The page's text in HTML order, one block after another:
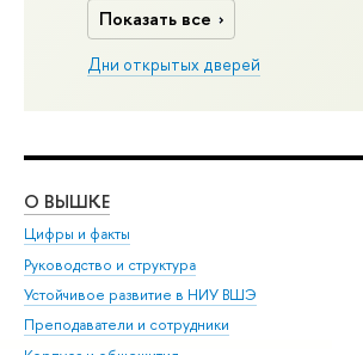
Показать все
Дни открытых дверей
О ВЫШКЕ
Цифры и факты
Руководство и структура
Устойчивое развитие в НИУ ВШЭ
Преподаватели и сотрудники